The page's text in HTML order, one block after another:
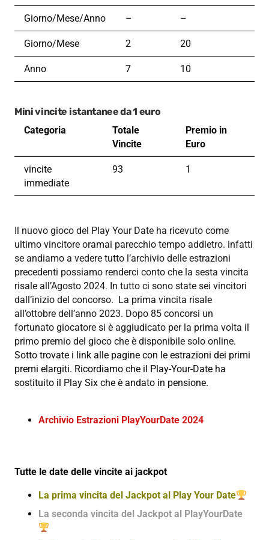
Giorno/Mese/Anno – –
Giorno/Mese 2 20
Anno 7 10
Mini vincite istantanee da 1 euro
Categoria
Totale
Vincite
Premio in
Euro
vincite
immediate
93 1
Il nuovo gioco del Play Your Date ha ricevuto come
ultimo vincitore oramai parecchio tempo addietro. infatti
se andiamo a vedere tutto l’archivio delle estrazioni
precedenti possiamo renderci conto che la sesta vincita
risale all’Agosto 2024. In tutto ci sono state sei vincitori
dall’inizio del concorso. La prima vincita risale
all’ottobre dell’anno 2023. Dopo 85 concorsi un
fortunato giocatore si è aggiudicato per la prima volta il
primo premio del gioco che è disponibile solo online.
Sotto trovate i link alle pagine con le estrazioni dei primi
premi elargiti. Ricordiamo che il Play-Your-Date ha
sostituito il Play Six che è andato in pensione.
Archivio Estrazioni PlayYourDate 2024
Tutte le date delle vincite ai jackpot
La prima vincita del Jackpot al Play Your Date
La seconda vincita del Jackpot al PlayYourDate